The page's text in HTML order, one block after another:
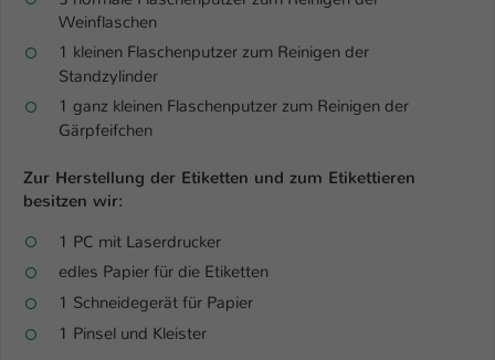
Weinflaschen
1 kleinen Flaschenputzer zum Reinigen der
Standzylinder
1 ganz kleinen Flaschenputzer zum Reinigen der
Gärpfeifchen
Zur Herstellung der Etiketten und zum Etikettieren
besitzen wir:
1 PC mit Laserdrucker
edles Papier für die Etiketten
1 Schneidegerät für Papier
1 Pinsel und Kleister